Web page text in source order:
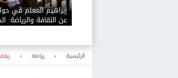
إبراهيم المعلم في
عن الثقافة والرياضة:
الاصطناعي يفيد
والتعليم
الرئيسية › رياضة ›